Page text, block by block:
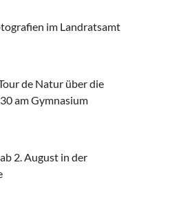
im Landratsamt
de Natur über die
am Gymnasium
2. August in der